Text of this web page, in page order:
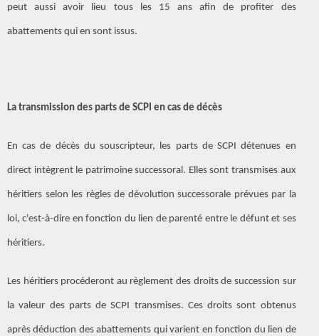
peut aussi avoir lieu tous les 15 ans afin de profiter des
abattements qui en sont issus.
La transmission des parts de SCPI en cas de décès
En cas de décès du souscripteur, les parts de SCPI détenues en
direct intègrent le patrimoine successoral. Elles sont transmises aux
héritiers selon les règles de dévolution successorale prévues par la
loi, c'est-à-dire en fonction du lien de parenté entre le défunt et ses
héritiers.
Les héritiers procéderont au règlement des droits de succession sur
la valeur des parts de SCPI transmises. Ces droits sont obtenus
après déduction des abattements qui varient en fonction du lien de